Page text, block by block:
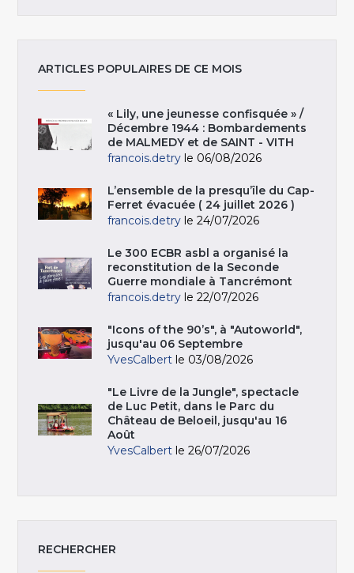
ARTICLES POPULAIRES DE CE MOIS
« Lily, une jeunesse confisquée » /
Décembre 1944 : Bombardements
de MALMEDY et de SAINT - VITH
francois.detry le 06/08/2026
L’ensemble de la presqu’île du Cap-
Ferret évacuée ( 24 juillet 2026 )
francois.detry le 24/07/2026
Le 300 ECBR asbl a organisé la
reconstitution de la Seconde
Guerre mondiale à Tancrémont
francois.detry le 22/07/2026
"Icons of the 90’s", à "Autoworld",
jusqu'au 06 Septembre
YvesCalbert le 03/08/2026
"Le Livre de la Jungle", spectacle
de Luc Petit, dans le Parc du
Château de Beloeil, jusqu'au 16
Août
YvesCalbert le 26/07/2026
RECHERCHER